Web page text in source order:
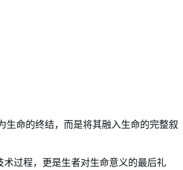
生命的终结，而是将其融入生命的完整叙
过程，更是生者对生命意义的最后礼